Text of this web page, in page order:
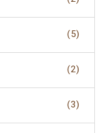
(5)
(2)
(3)